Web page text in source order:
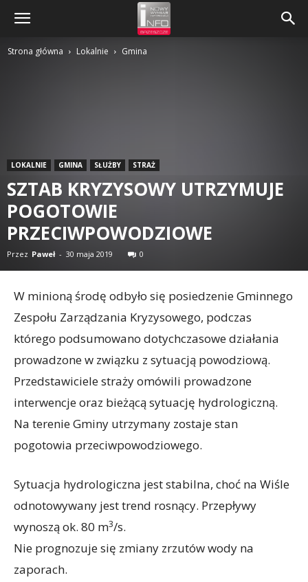
Strona główna Lokalnie Gmina
LOKALNIE GMINA SŁUŻBY STRAŻ
SZTAB KRYZYSOWY UTRZYMUJE
POGOTOWIE
PRZECIWPOWODZIOWE
Przez Paweł - 30 maja 2019 0
W minioną środę odbyło się posiedzenie Gminnego
Zespołu Zarządzania Kryzysowego, podczas
którego podsumowano dotychczasowe działania
prowadzone w związku z sytuacją powodziową.
Przedstawiciele straży omówili prowadzone
interwencje oraz bieżącą sytuację hydrologiczną.
Na terenie Gminy utrzymany zostaje stan
pogotowia przeciwpowodziowego.
Sytuacja hydrologiczna jest stabilna, choć na Wiśle
odnotowywany jest trend rosnący. Przepływy
wynoszą ok. 80 m3/s.
Nie prognozuje się zmiany zrzutów wody na
zaporach.